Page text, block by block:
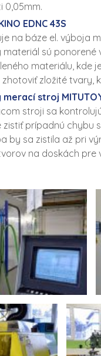
0,05mm.
EDNC 43S
na báze el. výboja
sú
materiálu,
zložité
stroj
stroji sa
zistiť prípadnú
by sa zistila až pri
na doskách pre